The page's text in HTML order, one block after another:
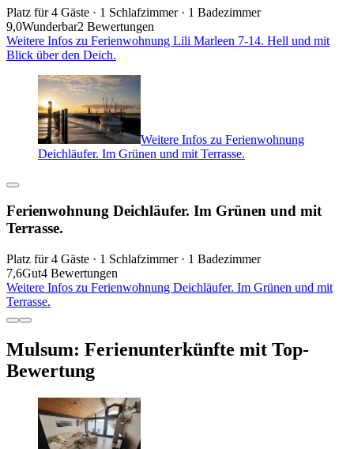
Platz für 4 Gäste · 1 Schlafzimmer · 1 Badezimmer
9,0Wunderbar2 Bewertungen
Weitere Infos zu Ferienwohnung Lili Marleen 7-14. Hell und mit
Blick über den Deich.
Weitere Infos zu Ferienwohnung
Deichläufer. Im Grünen und mit Terrasse.
Ferienwohnung Deichläufer. Im Grünen und mit
Terrasse.
Platz für 4 Gäste · 1 Schlafzimmer · 1 Badezimmer
7,6Gut4 Bewertungen
Weitere Infos zu Ferienwohnung Deichläufer. Im Grünen und mit
Terrasse.
Mulsum: Ferienunterkünfte mit Top-
Bewertung